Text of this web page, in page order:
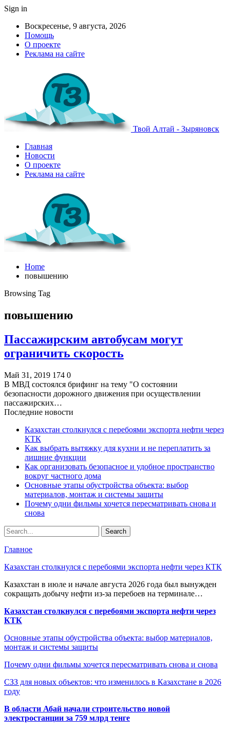
Sign in
Воскресенье, 9 августа, 2026
Помощь
О проекте
Реклама на сайте
Твой Алтай - Зыряновск
Главная
Новости
О проекте
Реклама на сайте
Home
повышению
Browsing Tag
повышению
Пассажирским автобусам могут
ограничить скорость
Май 31, 2019 174 0
В МВД состоялся брифинг на тему "О состоянии
безопасности дорожного движения при осуществлении
пассажирских…
Последние новости
Казахстан столкнулся с перебоями экспорта нефти через
КТК
Как выбрать вытяжку для кухни и не переплатить за
лишние функции
Как организовать безопасное и удобное пространство
вокруг частного дома
Основные этапы обустройства объекта: выбор
материалов, монтаж и системы защиты
Почему одни фильмы хочется пересматривать снова и
снова
Главное
Казахстан столкнулся с перебоями экспорта нефти через КТК
Казахстан в июле и начале августа 2026 года был вынужден
сокращать добычу нефти из-за перебоев на терминале…
Казахстан столкнулся с перебоями экспорта нефти через
КТК
Основные этапы обустройства объекта: выбор материалов,
монтаж и системы защиты
Почему одни фильмы хочется пересматривать снова и снова
СЗЗ для новых объектов: что изменилось в Казахстане в 2026
году
В области Абай начали строительство новой
электростанции за 759 млрд тенге